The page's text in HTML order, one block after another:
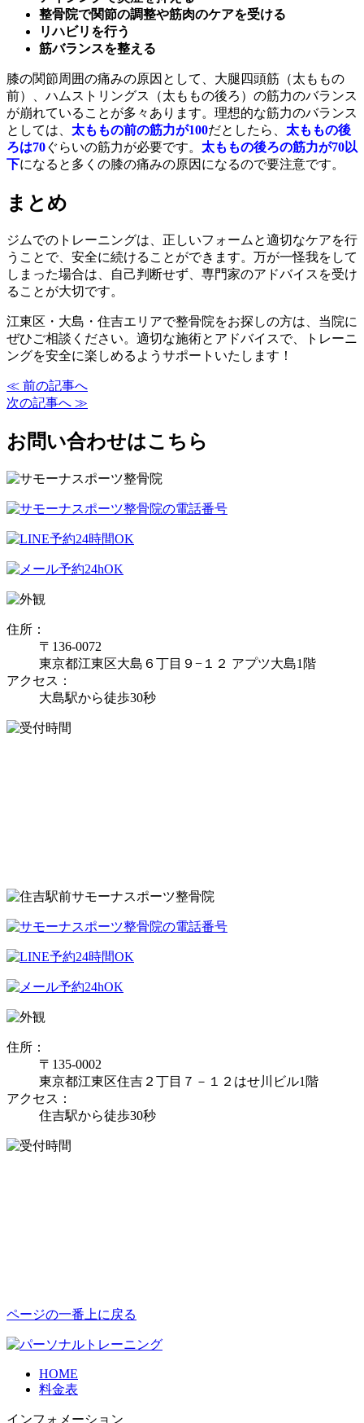
整骨院で関節の調整や筋肉のケアを受ける
リハビリを行う
筋バランスを整える
膝の関節周囲の痛みの原因として、大腿四頭筋（太ももの
前）、ハムストリングス（太ももの後ろ）の筋力のバランス
が崩れていることが多々あります。理想的な筋力のバランス
としては、 太ももの前の筋力が100だとしたら、 太ももの後
ろは70ぐらいの筋力が必要です。 太ももの後ろの筋力が70以
下になると多くの膝の痛みの原因になるので要注意です。
まとめ
ジムでのトレーニングは、正しいフォームと適切なケアを行
うことで、安全に続けることができます。万が一怪我をして
しまった場合は、自己判断せず、専門家のアドバイスを受け
ることが大切です。
江東区・大島・住吉エリアで整骨院をお探しの方は、当院に
ぜひご相談ください。適切な施術とアドバイスで、トレーニ
ングを安全に楽しめるようサポートいたします！
≪ 前の記事へ
次の記事へ ≫
お問い合わせはこちら
住所：
〒136-0072
東京都江東区大島６丁目９−１２ アプツ大島1階
アクセス：
大島駅から徒歩30秒
住所：
〒135-0002
東京都江東区住吉２丁目７－１２はせ川ビル1階
アクセス：
住吉駅から徒歩30秒
ページの一番上に戻る
HOME
料金表
インフォメーション